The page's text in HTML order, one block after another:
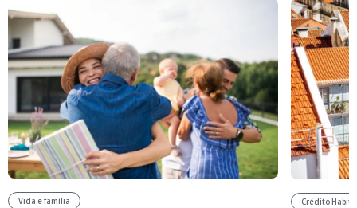
Vida e família Crédito